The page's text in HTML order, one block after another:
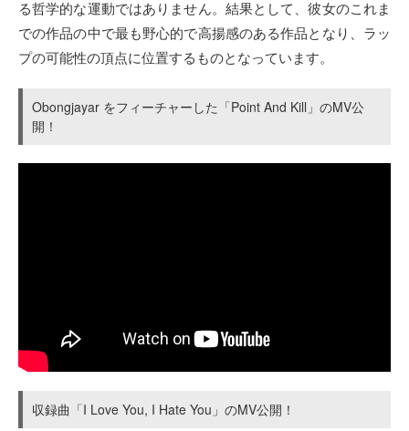
る哲学的な運動ではありません。結果として、彼女のこれま
での作品の中で最も野心的で高揚感のある作品となり、ラッ
プの可能性の頂点に位置するものとなっています。
Obongjayar をフィーチャーした「Point And Kill」のMV公
開！
収録曲「I Love You, I Hate You」のMV公開！